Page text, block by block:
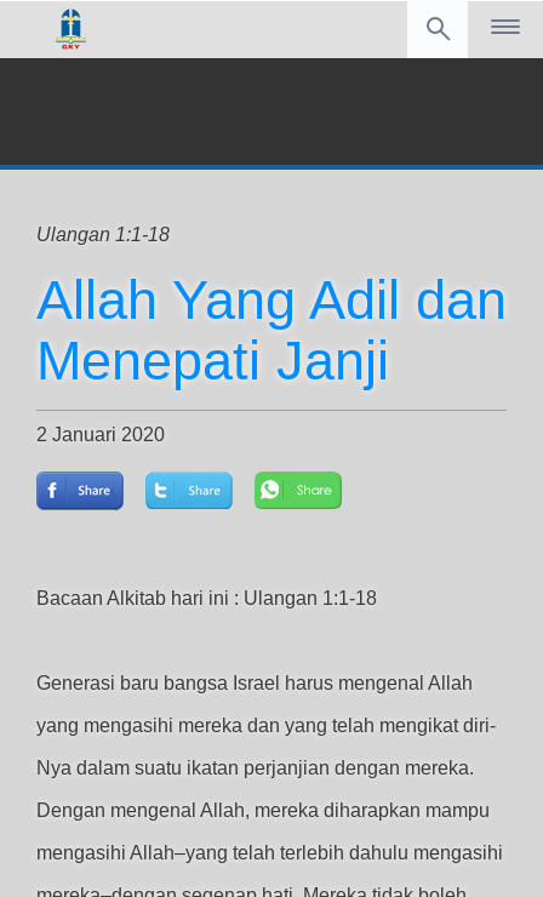
Ulangan 1:1-18
Allah Yang Adil dan
Menepati Janji
2 Januari 2020
Bacaan Alkitab hari ini : Ulangan 1:1-18
Generasi baru bangsa Israel harus mengenal Allah
yang mengasihi mereka dan yang telah mengikat diri-
Nya dalam suatu ikatan perjanjian dengan mereka.
Dengan mengenal Allah, mereka diharapkan mampu
mengasihi Allah‒yang telah terlebih dahulu mengasihi